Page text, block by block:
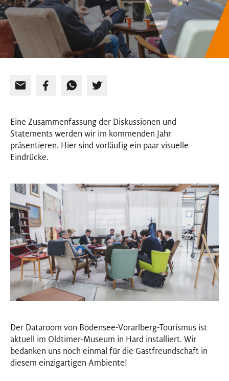
Eine Zusammenfassung der Diskussionen und
Statements werden wir im kommenden Jahr
präsentieren. Hier sind vorläufig ein paar visuelle
Eindrücke.
Der Dataroom von Bodensee-Vorarlberg-Tourismus ist
aktuell im Oldtimer-Museum in Hard installiert. Wir
bedanken uns noch einmal für die Gastfreundschaft in
diesem einzigartigen Ambiente!